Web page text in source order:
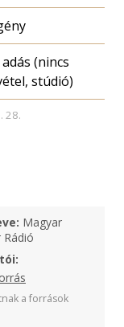
adás (nincs
stúdió)
28.
Magyar
a források